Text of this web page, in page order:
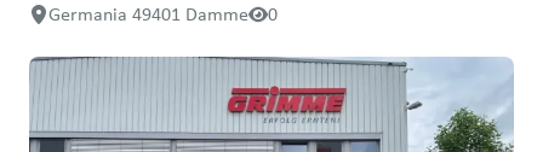
Germania 49401 Damme 0